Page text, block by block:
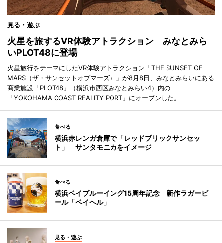
見る・遊ぶ
火星を旅するVR体験アトラクション みなとみら
いPLOT48に登場
火星旅行をテーマにしたVR体験アトラクション「THE SUNSET OF
MARS（ザ・サンセットオブマーズ）」が8月8日、みなとみらいにある
商業施設「PLOT48」（横浜市西区みなとみらい4）内の
「YOKOHAMA COAST REALITY PORT」にオープンした。
食べる
横浜赤レンガ倉庫で「レッドブリックサンセッ
ト」 サンタモニカをイメージ
食べる
横浜ベイブルーイング15周年記念 新作ラガービ
ール「ベイヘル」
見る・遊ぶ